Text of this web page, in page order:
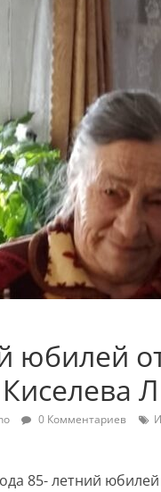
юбилей
Киселева
0 Комментариев
85- летний